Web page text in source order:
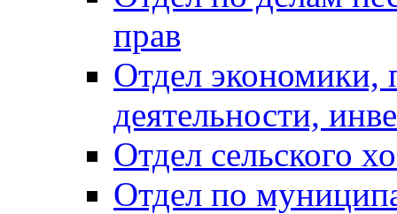
прав
Отдел экономики,
деятельности,
Отдел сельского
Отдел по